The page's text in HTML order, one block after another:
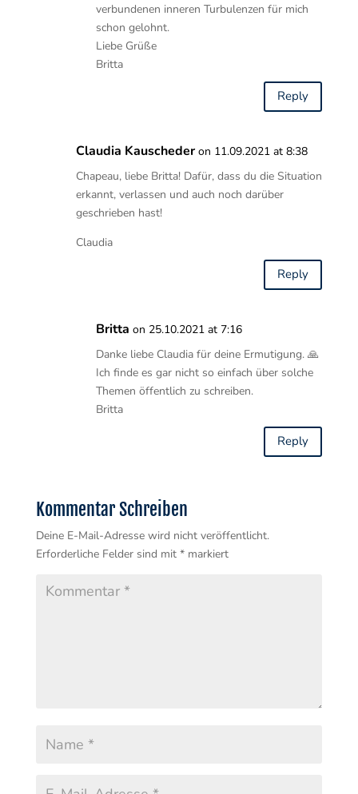
verbundenen inneren Turbulenzen für mich
schon gelohnt.
Liebe Grüße
Britta
Reply
Claudia Kauscheder on 11.09.2021 at 8:38
Chapeau, liebe Britta! Dafür, dass du die Situation
erkannt, verlassen und auch noch darüber
geschrieben hast!
Claudia
Reply
Britta on 25.10.2021 at 7:16
Danke liebe Claudia für deine Ermutigung. 🙏
Ich finde es gar nicht so einfach über solche
Themen öffentlich zu schreiben.
Britta
Reply
Kommentar Schreiben
Deine E-Mail-Adresse wird nicht veröffentlicht.
Erforderliche Felder sind mit *markiert